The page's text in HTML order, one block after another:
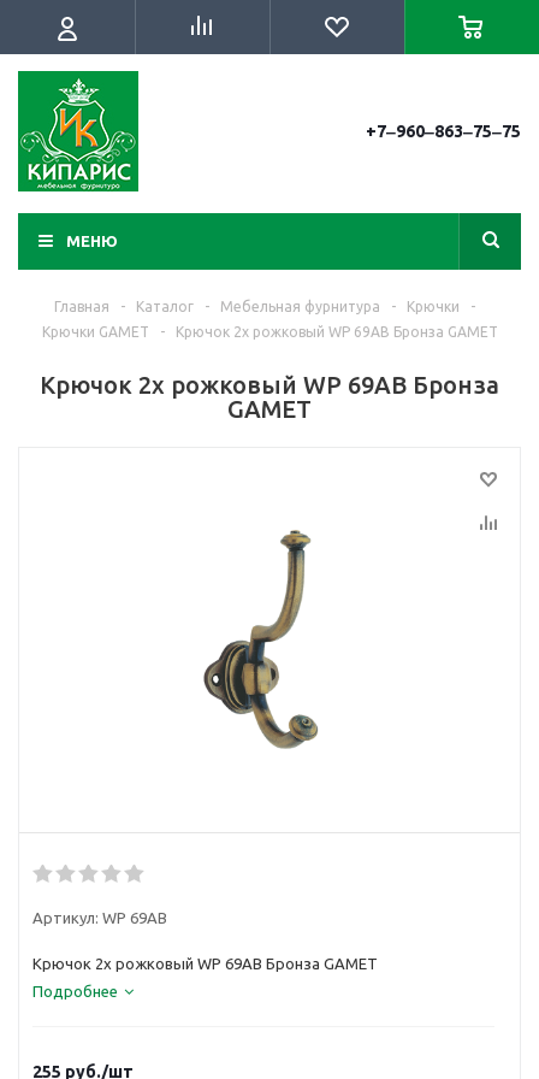
+7‒960‒863‒75‒75
МЕНЮ
Главная - Каталог - Мебельная фурнитура - Крючки
-
Крючки GAMET
- Крючок 2х рожковый WP 69AB Бронза GAMET
Крючок 2х рожковый WP 69AB Бронза
GAMET
Артикул: WP 69AB
Крючок 2х рожковый WP 69AB Бронза GAMET
Подробнее
255 руб./шт